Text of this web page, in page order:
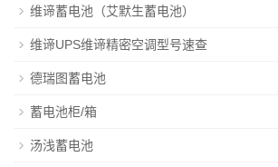
维谛蓄电池（艾默生蓄电池）
维谛UPS维谛精密空调型号速查
德瑞图蓄电池
蓄电池柜/箱
汤浅蓄电池